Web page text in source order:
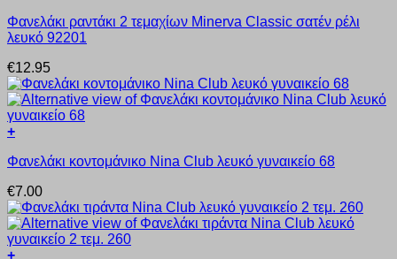
επιλεγούν
στη
του
προϊόντος
το
προϊόν
πολλαπλές
παραλλαγές.
Οι
επιλογές
μπορούν
επιλεγούν
σελίδα
του
προϊόντος
Φανελάκι ραντάκι 2 τεμαχίων Minerva Classic σατέν ρέλι
λευκό 92201
€12.95
+
το
έχει
πολλαπλές
παραλλαγές.
Οι
Φανελάκι κοντομάνικο Nina Club λευκό γυναικείο 68
€7.00
+